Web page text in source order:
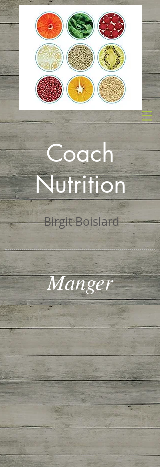
Coach
Nutrition
Birgit Boislard
Manger